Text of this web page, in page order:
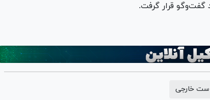
گفت‌وگو قرار گرفت.
خارجی